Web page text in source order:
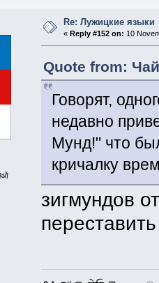
Re: Лужицкие языки
« Reply #152 on: 10
Quote from:
Говорят,
недавно
Мунд!" что
кричалку
зигмундов
переставить